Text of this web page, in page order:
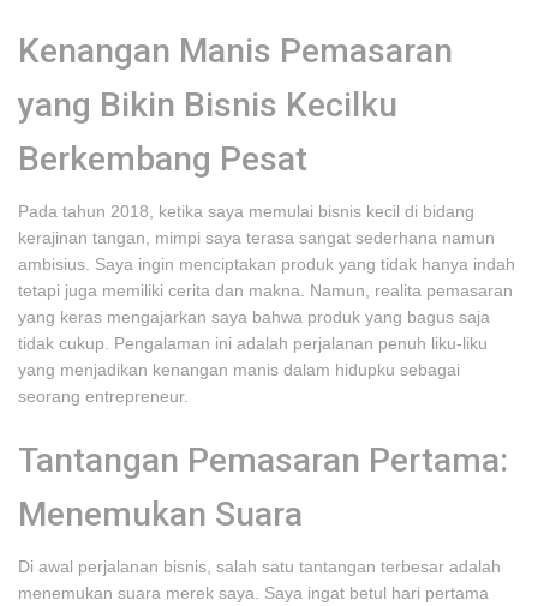
Kenangan Manis Pemasaran
yang Bikin Bisnis Kecilku
Berkembang Pesat
Pada tahun 2018, ketika saya memulai bisnis kecil di bidang
kerajinan tangan, mimpi saya terasa sangat sederhana namun
ambisius. Saya ingin menciptakan produk yang tidak hanya indah
tetapi juga memiliki cerita dan makna. Namun, realita pemasaran
yang keras mengajarkan saya bahwa produk yang bagus saja
tidak cukup. Pengalaman ini adalah perjalanan penuh liku-liku
yang menjadikan kenangan manis dalam hidupku sebagai
seorang entrepreneur.
Tantangan Pemasaran Pertama:
Menemukan Suara
Di awal perjalanan bisnis, salah satu tantangan terbesar adalah
menemukan suara merek saya. Saya ingat betul hari pertama